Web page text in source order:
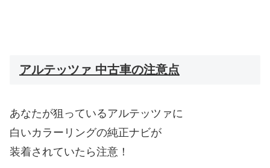
アルテッツァ 中古車の注意点
あなたが狙っているアルテッツァに
白いカラーリングの純正ナビが
装着されていたら注意！